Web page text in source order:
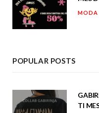
MODA
POPULAR POSTS
TI